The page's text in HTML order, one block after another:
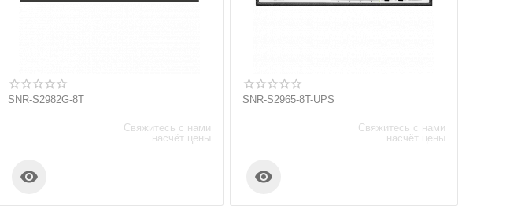
SNR-S2982G-8T
Свяжитесь с нами
насчёт цены

SNR-S2965-8T-UPS
Свяжитесь с нами
насчёт цены
